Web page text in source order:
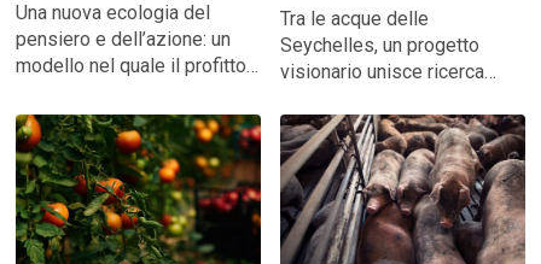
Una nuova ecologia del
pensiero e dell’azione: un
modello nel quale il profitto
restituisce alla Biodiversità,
rigenerando il capitale
naturale
Tra le acque delle
Seychelles, un progetto
visionario unisce ricerca
d’imaging per guidare la
rinascita delle barriere
coralline